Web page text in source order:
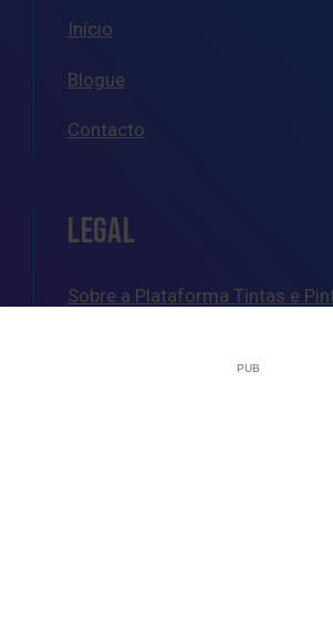
Início
Blogue
Contacto
LEGAL
Sobre a Plataforma Tintas e